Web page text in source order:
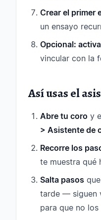
Crear el primer
un ensayo
Opcional:
vincular con la
Así usas el
Abre tu coro y
> Asistente de
Recorre los
te muestra qué
Salta pasos
tarde — siguen
para que no los